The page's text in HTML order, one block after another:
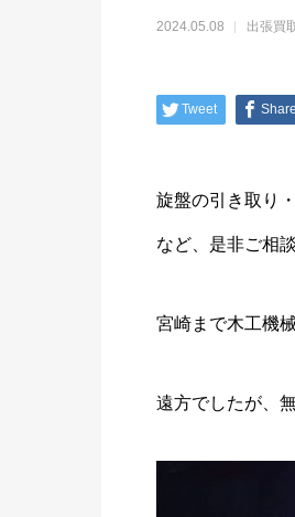
2024.05.08 出張買
Tweet Share
旋盤の引き取り
など、是非ご相
宮崎まで木工機
遠方でしたが、